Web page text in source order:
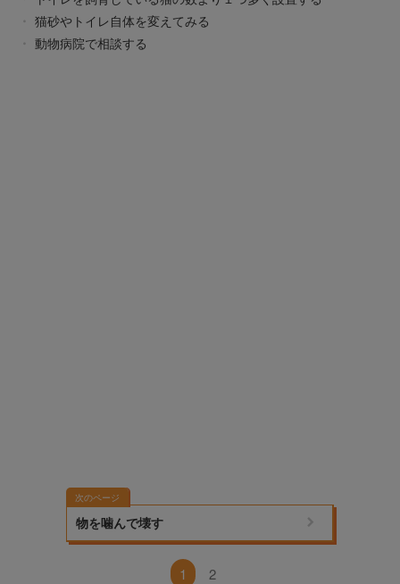
猫砂やトイレ自体を変えてみる
動物病院で相談する
次のページ
物を噛んで壊す
1 2